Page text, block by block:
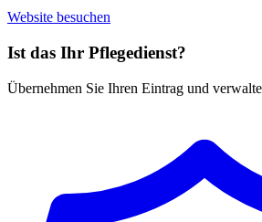
Website besuchen
Ist das Ihr Pflegedienst?
Übernehmen Sie Ihren Eintrag und